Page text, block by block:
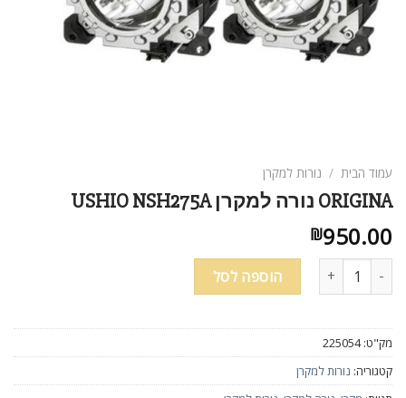
brightness_high
brightness_low ניגודיות כהה
כל
עמוד הבית / נורות למקרן
ORIGINA נורה למקרן USHIO NSH275A
₪950.00
כמות של ORIGINA נורה למקרן USHIO NSH275A הוספה לסל
מק"ט:225054
קטגוריה: נורות למקרן